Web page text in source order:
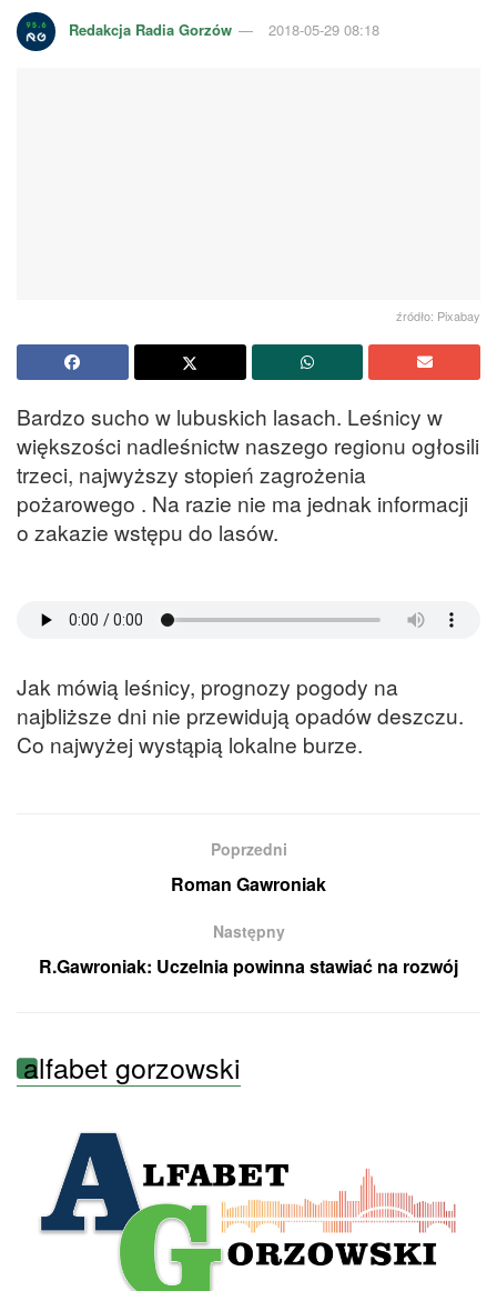
Redakcja Radia Gorzów 2018-05-29 08:18
źródło: Pixabay
Bardzo sucho w lubuskich lasach. Leśnicy w
większości nadleśnictw naszego regionu ogłosili
trzeci, najwyższy stopień zagrożenia
pożarowego . Na razie nie ma jednak informacji
o zakazie wstępu do lasów.
Jak mówią leśnicy, prognozy pogody na
najbliższe dni nie przewidują opadów deszczu.
Co najwyżej wystąpią lokalne burze.
Poprzedni
Roman Gawroniak
Następny
R.Gawroniak: Uczelnia powinna stawiać na rozwój
alfabet gorzowski